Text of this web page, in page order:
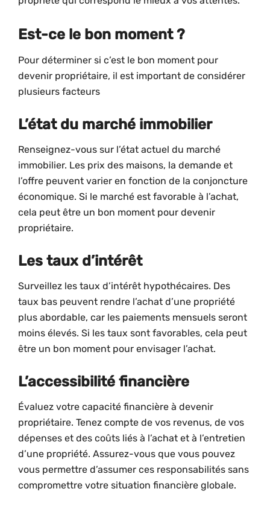
Est-ce le bon moment ?
Pour déterminer si c’est le bon moment pour
devenir propriétaire, il est important de considérer
plusieurs facteurs
L’état du marché immobilier
Renseignez-vous sur l’état actuel du marché
immobilier. Les prix des maisons, la demande et
l’offre peuvent varier en fonction de la conjoncture
économique. Si le marché est favorable à l’achat,
cela peut être un bon moment pour devenir
propriétaire.
Les taux d’intérêt
Surveillez les taux d’intérêt hypothécaires. Des
taux bas peuvent rendre l’achat d’une propriété
plus abordable, car les paiements mensuels seront
moins élevés. Si les taux sont favorables, cela peut
être un bon moment pour envisager l’achat.
L’accessibilité financière
Évaluez votre capacité financière à devenir
propriétaire. Tenez compte de vos revenus, de vos
dépenses et des coûts liés à l’achat et à l’entretien
d’une propriété. Assurez-vous que vous pouvez
vous permettre d’assumer ces responsabilités sans
compromettre votre situation financière globale.